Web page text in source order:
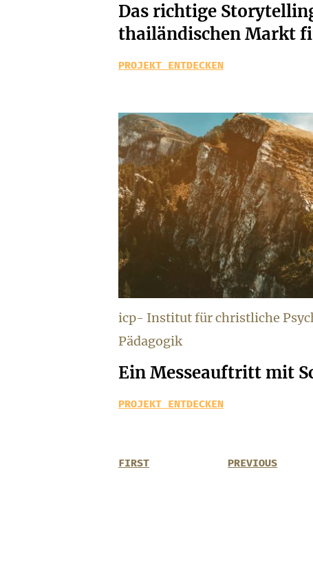
Das richtige
thailändischen Markt
PROJEKT ENTDECKEN
icp- Institut für christliche
Pädagogik
Ein Messeauftritt mit
PROJEKT ENTDECKEN
FIRST PREVIOUS